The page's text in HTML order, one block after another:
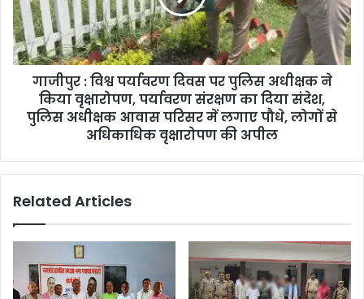
गाजीपुर : विश्व पर्यावरण दिवस पर पुलिस अधीक्षक ने
किया वृक्षारोपण, पर्यावरण संरक्षण का दिया संदेश,
पुलिस अधीक्षक आवास परिसर में लगाए पौधे, लोगों से
अधिकाधिक वृक्षारोपण की अपील
Related Articles